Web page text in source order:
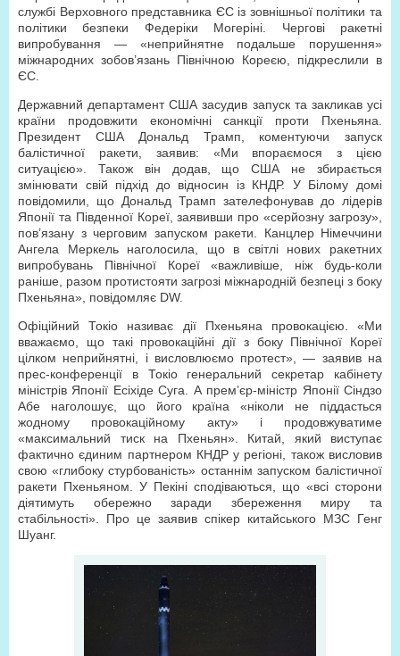
службі Верховного представника ЄС із зовнішньої політики та
політики безпеки Федеріки Могеріні. Чергові ракетні
випробування — «неприйнятне подальше порушення»
міжнародних зобов’язань Північною Кореєю, підкреслили в
ЄС.
Державний департамент США засудив запуск та закликав усі
країни продовжити економічні санкції проти Пхеньяна.
Президент США Дональд Трамп, коментуючи запуск
балістичної ракети, заявив: «Ми впораємося з цією
ситуацією». Також він додав, що США не збирається
змінювати свій підхід до відносин із КНДР. У Білому домі
повідомили, що Дональд Трамп зателефонував до лідерів
Японії та Південної Кореї, заявивши про «серйозну загрозу»,
пов’язану з черговим запуском ракети. Канцлер Німеччини
Ангела Меркель наголосила, що в світлі нових ракетних
випробувань Північної Кореї «важливіше, ніж будь-коли
раніше, разом протистояти загрозі міжнародній безпеці з боку
Пхеньяна», повідомляє DW.
Офіційний Токіо називає дії Пхеньяна провокацією. «Ми
вважаємо, що такі провокаційні дії з боку Північної Кореї
цілком неприйнятні, і висловлюємо протест», — заявив на
прес-конференції в Токіо генеральний секретар кабінету
міністрів Японії Есіхіде Суга. А прем’єр-міністр Японії Сіндзо
Абе наголошує, що його країна «ніколи не піддасться
жодному провокаційному акту» і продовжуватиме
«максимальний тиск на Пхеньян». Китай, який виступає
фактично єдиним партнером КНДР у регіоні, також висловив
свою «глибоку стурбованість» останнім запуском балістичної
ракети Пхеньяном. У Пекіні сподіваються, що «всі сторони
діятимуть обережно заради збереження миру та
стабільності». Про це заявив спікер китайського МЗС Генг
Шуанг.